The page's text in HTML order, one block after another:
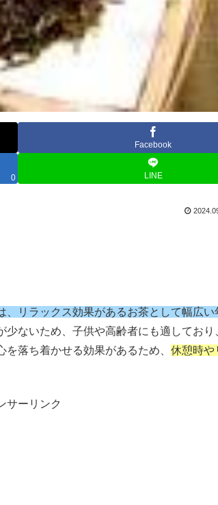
Facebook
0 LINE
リラックス効果があるお茶として幅広
ないため、子供や高齢者にも適しており
落ち着かせる効果があるため、 休憩時や
サーリンク